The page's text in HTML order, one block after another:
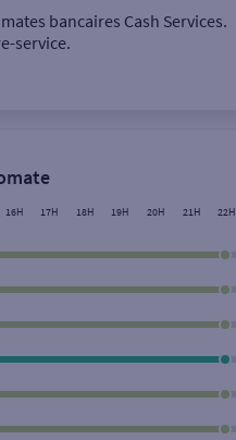
Rechercher
bancaires Cash Services.
service.
16H 17H 18H 19H 20H 21H 22H